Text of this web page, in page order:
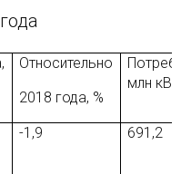
Относительно
2018 года, %
млн
-1,9 691,2